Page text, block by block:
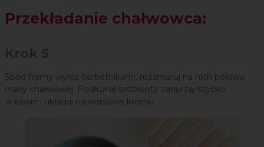
Przekładanie chałwowca:
Spód formy wyłóż herbatnikami, rozsmaruj na nich połowę
masy chałwowej. Podłużne biszkopty zanurzaj szybko
w kawie i układaj na warstwie kremu.